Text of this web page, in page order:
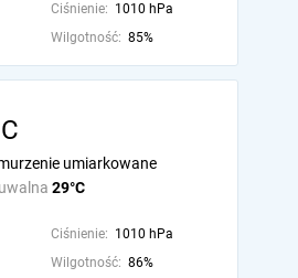
Ciśnienie: 1010 hPa
Wilgotność: 85%
29°C
umiarkowane
Ciśnienie: 1010 hPa
Wilgotność: 86%